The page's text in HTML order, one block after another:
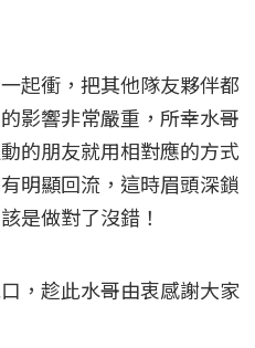
起衝，把其他隊友夥伴都
影響非常嚴重，所幸水哥
的朋友就用相對應的方式
明顯回流，這時眉頭深鎖
是做對了沒錯！
，趁此水哥由衷感謝大家